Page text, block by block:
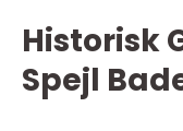
Historisk
Spejl